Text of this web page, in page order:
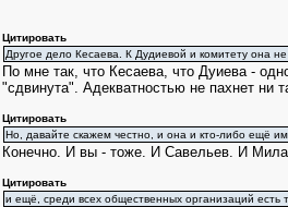
Цитировать
Другое дело Кесаева. К Дудиевой и комитету она
По мне так, что Кесаева, что Дуиева -
"сдвинута". Адекватностью не пахнет ни
Цитировать
Но, давайте скажем честно, и она и кто-либо ещё
Конечно. И вы - тоже. И Савельев. И
Цитировать
и ещё, среди всех общественных организаций есть